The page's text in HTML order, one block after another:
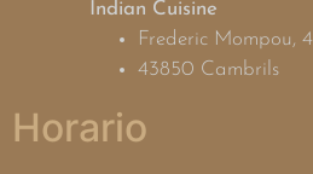
Indian Cuisine
Frederic Mompou, 4
43850 Cambrils
Horario